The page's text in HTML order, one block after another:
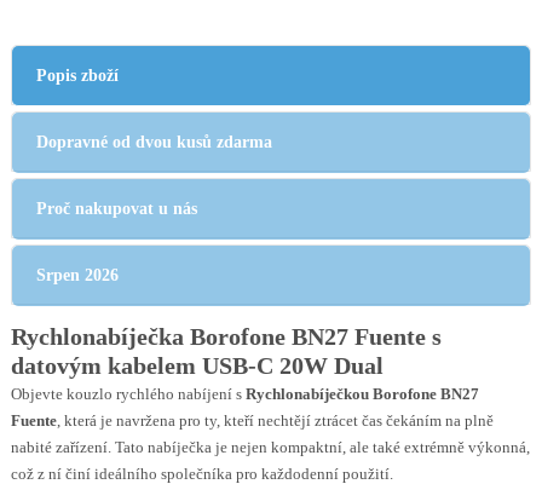
Popis zboží
Dopravné od dvou kusů zdarma
Proč nakupovat u nás
Srpen 2026
Rychlonabíječka Borofone BN27 Fuente s
datovým kabelem USB-C 20W Dual
Objevte kouzlo rychlého nabíjení s Rychlonabíječkou Borofone BN27
Fuente, která je navržena pro ty, kteří nechtějí ztrácet čas čekáním na plně
nabité zařízení. Tato nabíječka je nejen kompaktní, ale také extrémně výkonná,
což z ní činí ideálního společníka pro každodenní použití.